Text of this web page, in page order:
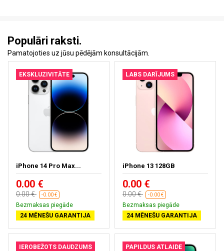
Populāri raksti.
Pamatojoties uz jūsu pēdējām konsultācijām.
EKSKLUZIVITĀTE
iPhone 14 Pro Max...
0.00 €
0.00 € -0.00 €
Bezmaksas piegāde
24 MĒNEŠU GARANTIJA
LABS DARĪJUMS
iPhone 13 128GB
0.00 €
0.00 € -0.00 €
Bezmaksas piegāde
24 MĒNEŠU GARANTIJA
IEROBEŽOTS DAUDZUMS PAPILDUS ATLAIDE